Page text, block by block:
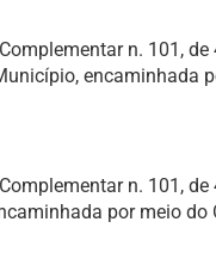
n. 101,
encaminhada
n. 101,
por meio do